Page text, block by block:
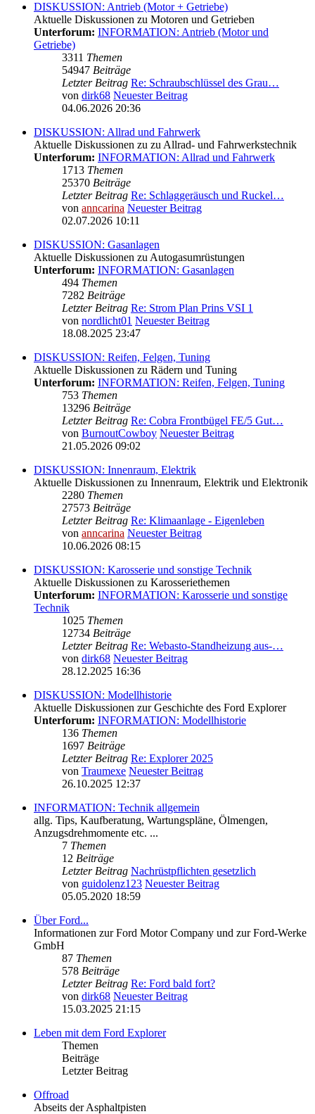
DISKUSSION: Antrieb (Motor + Getriebe)
Aktuelle Diskussionen zu Motoren und Getrieben
Unterforum: INFORMATION: Antrieb (Motor und
Getriebe)
3311 Themen
54947 Beiträge
Letzter Beitrag Re: Schraubschlüssel des Grau…
von dirk68 Neuester Beitrag
04.06.2026 20:36
DISKUSSION: Allrad und Fahrwerk
Aktuelle Diskussionen zu zu Allrad- und Fahrwerkstechnik
Unterforum: INFORMATION: Allrad und Fahrwerk
1713 Themen
25370 Beiträge
Letzter Beitrag Re: Schlaggeräusch und Ruckel…
von anncarina Neuester Beitrag
02.07.2026 10:11
DISKUSSION: Gasanlagen
Aktuelle Diskussionen zu Autogasumrüstungen
Unterforum: INFORMATION: Gasanlagen
494 Themen
7282 Beiträge
Letzter Beitrag Re: Strom Plan Prins VSI 1
von nordlicht01 Neuester Beitrag
18.08.2025 23:47
DISKUSSION: Reifen, Felgen, Tuning
Aktuelle Diskussionen zu Rädern und Tuning
Unterforum: INFORMATION: Reifen, Felgen, Tuning
753 Themen
13296 Beiträge
Letzter Beitrag Re: Cobra Frontbügel FE/5 Gut…
von BurnoutCowboy Neuester Beitrag
21.05.2026 09:02
DISKUSSION: Innenraum, Elektrik
Aktuelle Diskussionen zu Innenraum, Elektrik und Elektronik
2280 Themen
27573 Beiträge
Letzter Beitrag Re: Klimaanlage - Eigenleben
von anncarina Neuester Beitrag
10.06.2026 08:15
DISKUSSION: Karosserie und sonstige Technik
Aktuelle Diskussionen zu Karosseriethemen
Unterforum: INFORMATION: Karosserie und sonstige
Technik
1025 Themen
12734 Beiträge
Letzter Beitrag Re: Webasto-Standheizung aus-…
von dirk68 Neuester Beitrag
28.12.2025 16:36
DISKUSSION: Modellhistorie
Aktuelle Diskussionen zur Geschichte des Ford Explorer
Unterforum: INFORMATION: Modellhistorie
136 Themen
1697 Beiträge
Letzter Beitrag Re: Explorer 2025
von Traumexe Neuester Beitrag
26.10.2025 12:37
INFORMATION: Technik allgemein
allg. Tips, Kaufberatung, Wartungspläne, Ölmengen,
Anzugsdrehmomente etc. ...
7 Themen
12 Beiträge
Letzter Beitrag Nachrüstpflichten gesetzlich
von guidolenz123 Neuester Beitrag
05.05.2020 18:59
Über Ford...
Informationen zur Ford Motor Company und zur Ford-Werke
GmbH
87 Themen
578 Beiträge
Letzter Beitrag Re: Ford bald fort?
von dirk68 Neuester Beitrag
15.03.2025 21:15
Leben mit dem Ford Explorer
Themen
Beiträge
Letzter Beitrag
Offroad
Abseits der Asphaltpisten